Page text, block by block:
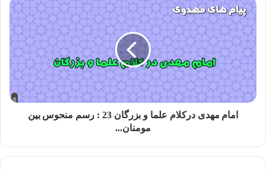
علیه و آله) به هر نقطه ای که شب و روز می رسد، خواهد رسید و
دیگر اثری از شرک روی زمین نمی ماند.
همچنین میفرمایند: در آن روز حکومتی جز حکومت اسلامی نخواهد
بود و سراسر زمین همانند ورق نقره از هرگونه تیرگی پیراسته خواهد
امام مهدی درکلام علما و بزرگان 23 : رسم منحوس بین
مومنان...